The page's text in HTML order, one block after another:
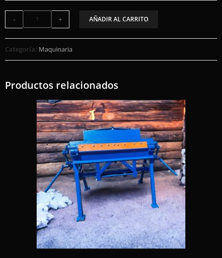
- + AÑADIR AL CARRITO
Categoría: Maquinaria
Productos relacionados